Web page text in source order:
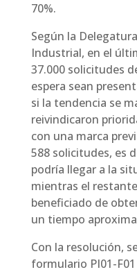
70%.
Según la
Industrial, en el
37.000 solicitudes
espera sean
si la tendencia se
reivindicaron
con una marca
588 solicitudes, es
podría llegar a la
mientras el
beneficiado de
un tiempo
Con la resolución,
formulario PI01-